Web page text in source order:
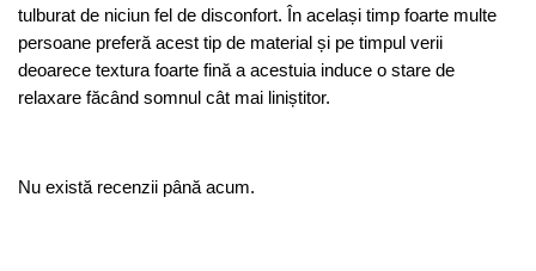
tulburat de niciun fel de disconfort. În același timp foarte multe
persoane preferă acest tip de material și pe timpul verii
deoarece textura foarte fină a acestuia induce o stare de
relaxare făcând somnul cât mai liniștitor.
Nu există recenzii până acum.